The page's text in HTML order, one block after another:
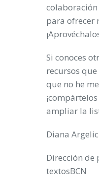
para ofrecer
Si conoces
recursos
que no he
ampliar la
Diana
Dirección de
textosBCN